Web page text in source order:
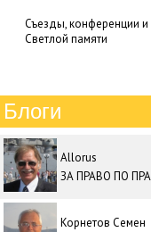
Съезды, конференции и
Светлой памяти
Блоги
Allorus
ЗА ПРАВО ПО
Корнетов Семен